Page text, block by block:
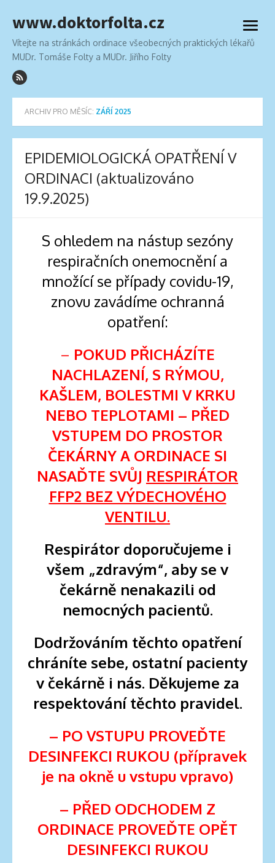
na
www.doktorfolta.cz
Vítejte na stránkách ordinace všeobecných praktických lékařů
MUDr. Tomáše Folty a MUDr. Jiřího Folty
otevřít
menu
ARCHIV PRO MĚSÍC: ZÁŘÍ 2025
EPIDEMIOLOGICKÁ OPATŘENÍ V
ORDINACI (aktualizováno
19.9.2025)
S ohledem na nástup sezóny
respiračních onemocnění a
množící se případy covidu-19,
znovu zavádíme ochranná
opatření:
– POKUD PŘICHÁZÍTE
NACHLAZENÍ, S RÝMOU,
KAŠLEM, BOLESTMI V KRKU
NEBO TEPLOTAMI – PŘED
VSTUPEM DO PROSTOR
ČEKÁRNY A ORDINACE SI
NASAĎTE SVŮJ RESPIRÁTOR
FFP2 BEZ VÝDECHOVÉHO
VENTILU.
Respirátor doporučujeme i
všem „zdravým“, aby se v
čekárně nenakazili od
nemocných pacientů.
Dodržováním těchto opatření
chráníte sebe, ostatní pacienty
v čekárně i nás. Děkujeme za
respektování těchto pravidel.
– PO VSTUPU PROVEĎTE
DESINFEKCI RUKOU (přípravek
je na okně u vstupu vpravo)
– PŘED ODCHODEM Z
ORDINACE PROVEĎTE OPĚT
DESINFEKCI RUKOU